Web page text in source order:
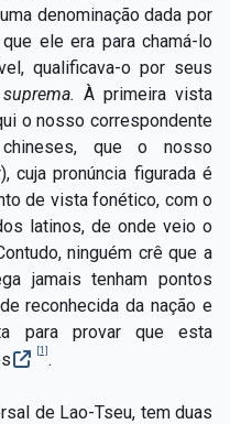
denominação dada por
ele era para chamá-lo
qualificava-o por seus
suprema.À primeira vista
o nosso correspondente
que o nosso
cuja pronúncia figurada é
de vista fonético, com o
latinos, de onde veio o
ninguém crê que a
jamais tenham pontos
reconhecida da nação e
para provar que esta
[1] .
de Lao-Tseu, tem duas